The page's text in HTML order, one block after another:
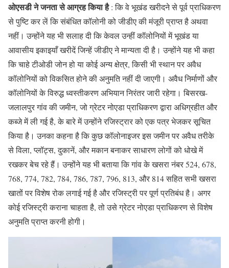
ओएसडी ने जनता से आग्रह किया है: कि वे भूखंड खरीदने से पूर्व प्राधिकरण
से पुष्टि कर लें कि संबंधित कॉलोनी को जीडीए की मंजूरी प्राप्त है अथवा
नहीं। उन्होंने यह भी सलाह दी कि केवल उन्हीं कॉलोनियों में भूखंड या
आवासीय इकाइयाँ खरीदें जिन्हें जीडीए ने मान्यता दी है। उन्होंने यह भी कहा
कि चाहे टीओडी जोन हो या कोई अन्य क्षेत्र, किसी भी स्थान पर अवैध
कॉलोनियों को विकसित होने की अनुमति नहीं दी जाएगी। अवैध निर्माणों और
कॉलोनियों के विरुद्ध ध्वस्तीकरण अभियान निरंतर जारी रहेगा। बिसरख-
जलालपुर गांव की जमीन, जो ग्रेटर नोएडा प्राधिकरण द्वारा अधिग्रहीत और
कब्जे में ली गई है, के बारे में उन्होंने रजिस्ट्रार को एक पत्र भेजकर सूचित
किया है। उनका कहना है कि कुछ कॉलोनाइजर इस जमीन पर अवैध तरीके
से विला, प्लॉट्स, दुकानें, और मकान बनाकर साधारण लोगों को धोखे में
रखकर बेच रहे हैं। उन्होंने यह भी बताया कि गांव के खसरा नंबर 524, 678,
768, 774, 782, 784, 786, 787, 796, 813, और 814 सहित सभी खसरा
खातों पर विशेष रोक लगाई गई है और रजिस्ट्री पर पूर्ण प्रतिबंध है। अगर
कोई रजिस्ट्री कराना चाहता है, तो उसे ग्रेटर नोएडा प्राधिकरण से विशेष
अनुमति प्राप्त करनी होगी।